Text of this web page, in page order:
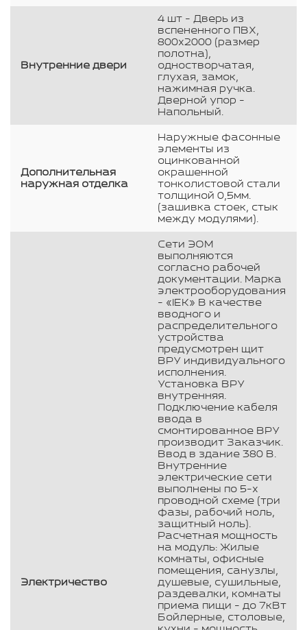
Внутренние двери
4 шт - Дверь из
вспененного ПВХ,
800х2000 (размер
полотна),
одностворчатая,
глухая, замок,
нажимная ручка.
Дверной упор -
Напольный.
Дополнительная
наружная отделка
Наружные фасонные
элементы из
оцинкованной
окрашенной
тонколистовой стали
толщиной 0,5мм.
(зашивка стоек, стык
между модулями).
Электричество
Сети ЭОМ
выполняются
согласно рабочей
документации. Марка
электрооборудования
- «IEK» В качестве
вводного и
распределительного
устройства
предусмотрен щит
ВРУ индивидуального
исполнения.
Установка ВРУ
внутренняя.
Подключение кабеля
ввода в
смонтированное ВРУ
производит Заказчик.
Ввод в здание 380 В.
Внутренние
электрические сети
выполнены по 5-х
проводной схеме (три
фазы, рабочий ноль,
защитный ноль).
Расчетная мощность
на модуль: Жилые
комнаты, офисные
помещения, санузлы,
душевые, сушильные,
раздевалки, комнаты
приема пищи - до 7кВт
Бойлерные, столовые,